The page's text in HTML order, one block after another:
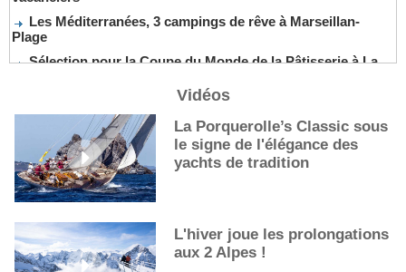
Les Méditerranées, 3 campings de rêve à Marseillan-
Plage
Sélection pour la Coupe du Monde de la Pâtisserie à La
De nouveaux cocktails, stars de l’été
Les cocktails, stars de l’été
La première sélection des grappes du Guide Michelin
Vidéos
La Porquerolle’s Classic sous
le signe de l'élégance des
yachts de tradition
L'hiver joue les prolongations
aux 2 Alpes !